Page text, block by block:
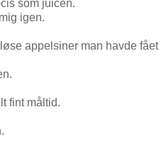
som juicen.
igen.
appelsiner man havde fået
fint måltid.